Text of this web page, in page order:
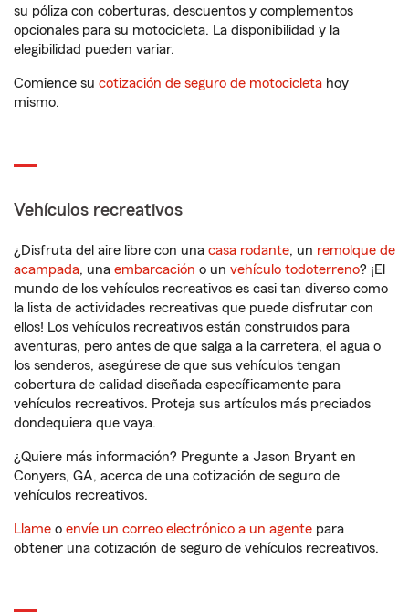
su póliza con coberturas, descuentos y complementos
opcionales para su motocicleta. La disponibilidad y la
elegibilidad pueden variar.
Comience su cotización de seguro de motocicleta hoy
mismo.
Vehículos recreativos
¿Disfruta del aire libre con una casa rodante, un remolque de
acampada, una embarcación o un vehículo todoterreno? ¡El
mundo de los vehículos recreativos es casi tan diverso como
la lista de actividades recreativas que puede disfrutar con
ellos! Los vehículos recreativos están construidos para
aventuras, pero antes de que salga a la carretera, el agua o
los senderos, asegúrese de que sus vehículos tengan
cobertura de calidad diseñada específicamente para
vehículos recreativos. Proteja sus artículos más preciados
dondequiera que vaya.
¿Quiere más información? Pregunte a Jason Bryant en
Conyers, GA, acerca de una cotización de seguro de
vehículos recreativos.
Llame o envíe un correo electrónico a un agente para
obtener una cotización de seguro de vehículos recreativos.